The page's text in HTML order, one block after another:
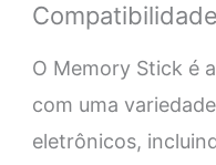
Compatibilidade
O Memory Stick é
com uma
eletrônicos,